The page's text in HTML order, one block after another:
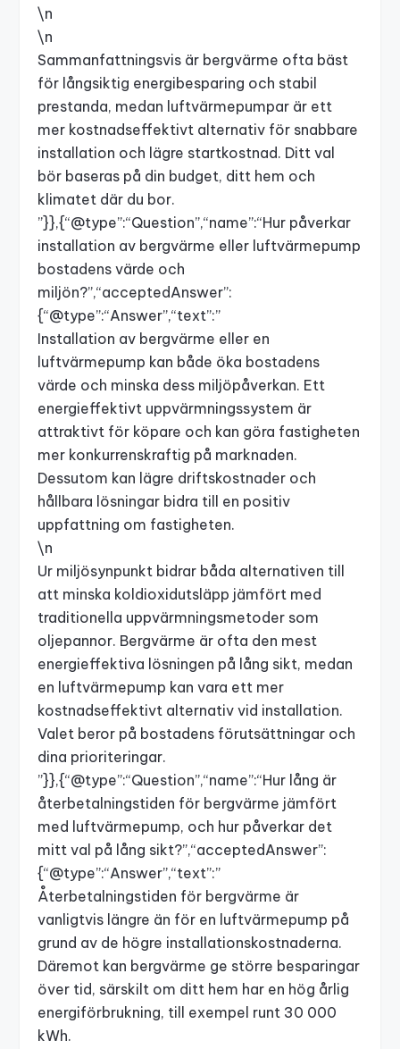
\n
\n
Sammanfattningsvis är bergvärme ofta bäst
för långsiktig energibesparing och stabil
prestanda, medan luftvärmepumpar är ett
mer kostnadseffektivt alternativ för snabbare
installation och lägre startkostnad. Ditt val
bör baseras på din budget, ditt hem och
klimatet där du bor.
”}},{“@type”:“Question”,“name”:“Hur påverkar
installation av bergvärme eller luftvärmepump
bostadens värde och
miljön?”,“acceptedAnswer”:
{“@type”:“Answer”,“text”:”
Installation av bergvärme eller en
luftvärmepump kan både öka bostadens
värde och minska dess miljöpåverkan. Ett
energieffektivt uppvärmningssystem är
attraktivt för köpare och kan göra fastigheten
mer konkurrenskraftig på marknaden.
Dessutom kan lägre driftskostnader och
hållbara lösningar bidra till en positiv
uppfattning om fastigheten.
\n
Ur miljösynpunkt bidrar båda alternativen till
att minska koldioxidutsläpp jämfört med
traditionella uppvärmningsmetoder som
oljepannor. Bergvärme är ofta den mest
energieffektiva lösningen på lång sikt, medan
en luftvärmepump kan vara ett mer
kostnadseffektivt alternativ vid installation.
Valet beror på bostadens förutsättningar och
dina prioriteringar.
”}},{“@type”:“Question”,“name”:“Hur lång är
återbetalningstiden för bergvärme jämfört
med luftvärmepump, och hur påverkar det
mitt val på lång sikt?”,“acceptedAnswer”:
{“@type”:“Answer”,“text”:”
Återbetalningstiden för bergvärme är
vanligtvis längre än för en luftvärmepump på
grund av de högre installationskostnaderna.
Däremot kan bergvärme ge större besparingar
över tid, särskilt om ditt hem har en hög årlig
energiförbrukning, till exempel runt 30 000
kWh.